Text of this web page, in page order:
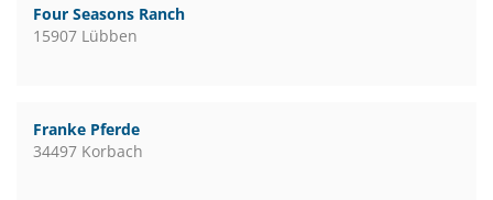
Four Seasons Ranch
15907 Lübben
Franke Pferde
34497 Korbach